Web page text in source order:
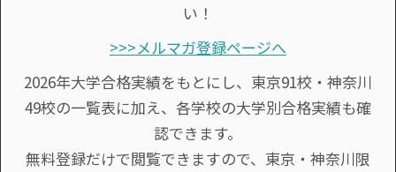
い！
>>>メルマガ登録ページへ
2026年大学合格実績をもとにし、東京91校・神奈川
49校の一覧表に加え、各学校の大学別合格実績も確
認できます。
無料登録だけで閲覧できますので、東京・神奈川限